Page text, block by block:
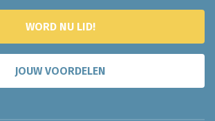
WORD NU LID!
JOUW VOORDELEN